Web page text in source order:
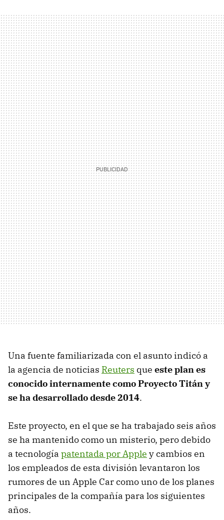
Una fuente familiarizada con el asunto indicó a
la agencia de noticias Reuters que este plan es
conocido internamente como Proyecto Titán y
se ha desarrollado desde 2014.
Este proyecto, en el que se ha trabajado seis años
se ha mantenido como un misterio, pero debido
a tecnología patentada por Apple y cambios en
los empleados de esta división levantaron los
rumores de un Apple Car como uno de los planes
principales de la compañía para los siguientes
años.